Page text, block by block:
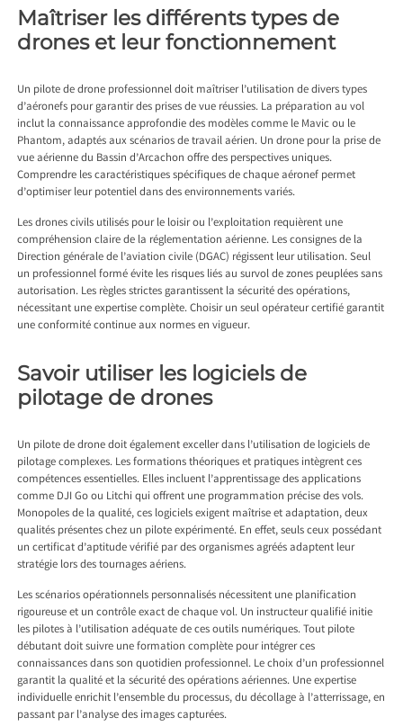
Maîtriser les différents types de
drones et leur fonctionnement
Un pilote de drone professionnel doit maîtriser l’utilisation de divers types
d’aéronefs pour garantir des prises de vue réussies. La préparation au vol
inclut la connaissance approfondie des modèles comme le Mavic ou le
Phantom, adaptés aux scénarios de travail aérien. Undrone pour la prise de
vue aérienne du Bassin d’Arcachon offre des perspectives uniques.
Comprendre les caractéristiques spécifiques de chaque aéronef permet
d’optimiser leur potentiel dans des environnements variés.
Les drones civils utilisés pour le loisir ou l’exploitation requièrent une
compréhension claire de la réglementation aérienne. Les consignes de la
Direction générale de l’aviation civile (DGAC) régissent leur utilisation. Seul
un professionnel formé évite les risques liés au survol de zones peuplées sans
autorisation. Les règles strictes garantissent la sécurité des opérations,
nécessitant une expertise complète. Choisir un seul opérateur certifié garantit
une conformité continue aux normes en vigueur.
Savoir utiliser les logiciels de
pilotage de drones
Un pilote de drone doit également exceller dans l’utilisation de logiciels de
pilotage complexes. Les formations théoriques et pratiques intègrent ces
compétences essentielles. Elles incluent l’apprentissage des applications
comme DJI Go ou Litchi qui offrent une programmation précise des vols.
Monopoles de la qualité, ces logiciels exigent maîtrise et adaptation, deux
qualités présentes chez un pilote expérimenté. En effet, seuls ceux possédant
un certificat d’aptitude vérifié par des organismes agréés adaptent leur
stratégie lors des tournages aériens.
Les scénarios opérationnels personnalisés nécessitent une planification
rigoureuse et un contrôle exact de chaque vol. Un instructeur qualifié initie
les pilotes à l’utilisation adéquate de ces outils numériques. Tout pilote
débutant doit suivre une formation complète pour intégrer ces
connaissances dans son quotidien professionnel. Le choix d’un professionnel
garantit la qualité et la sécurité des opérations aériennes. Une expertise
individuelle enrichit l’ensemble du processus, du décollage à l’atterrissage, en
passant par l’analyse des images capturées.